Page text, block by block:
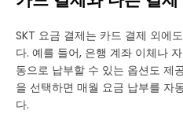
SKT 요금 결제는 카드 결제 외에
다. 예를 들어, 은행 계좌 이체나
동으로 납부할 수 있는 옵션도 제
을 선택하면 매월 요금 납부를 자
다.